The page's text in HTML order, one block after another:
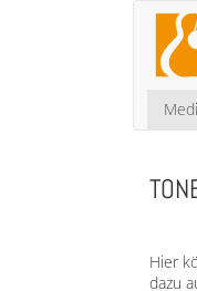
Hier
dazu